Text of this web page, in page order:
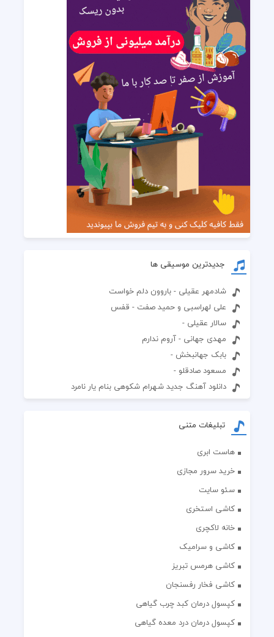
جدیدترین موسیقی ها
شادمهر عقیلی - باروون دلم خواست
علی لهراسبی و حمید صفت - قفس
سالار عقیلی -
مهدی جهانی - آروم ندارم
بابک جهانبخش -
مسعود صادقلو -
دانلود آهنگ جدید شهرام شکوهی بنام یار نامرد
تبلیغات متنی
هاست ابری
خرید سرور مجازی
سئو سایت
کاشی استخری
خانه لاکچری
کاشی و سرامیک
کاشی هرمس تبریز
کاشی فخار رفسنجان
کپسول درمان کبد چرب گیاهی
کپسول درمان درد معده گیاهی